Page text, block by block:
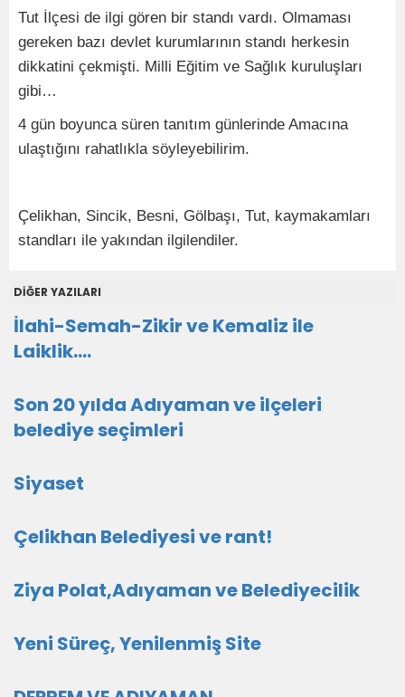
Tut İlçesi de ilgi gören bir standı vardı. Olmaması
gereken bazı devlet kurumlarının standı herkesin
dikkatini çekmişti. Milli Eğitim ve Sağlık kuruluşları
gibi…
4 gün boyunca süren tanıtım günlerinde Amacına
ulaştığını rahatlıkla söyleyebilirim.
Çelikhan, Sincik, Besni, Gölbaşı, Tut, kaymakamları
standları ile yakından ilgilendiler.
DİĞER YAZILARI
İlahi-Semah-Zikir ve Kemaliz ile
Laiklik….
Son 20 yılda Adıyaman ve ilçeleri
belediye seçimleri
Siyaset
Çelikhan Belediyesi ve rant!
Ziya Polat,Adıyaman ve Belediyecilik
Yeni Süreç, Yenilenmiş Site